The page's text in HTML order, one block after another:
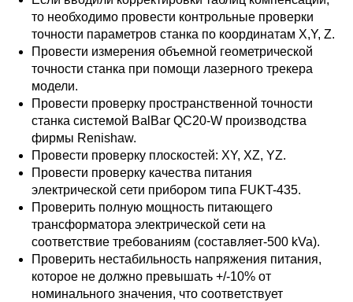
то необходимо провести контрольные проверки
точности параметров станка по координатам X,Y, Z.
Провести измерения объемной геометрической
точности станка при помощи лазерного трекера
модели.
Провести проверку пространственной точности
станка системой BalBar QC20-W производства
фирмы Renishaw.
Провести проверку плоскостей: XY, XZ, YZ.
Провести проверку качества питания
электрической сети прибором типа FUKT-435.
Проверить полную мощность питающего
трансформатора электрической сети на
соответствие требованиям (составляет-500 kVa).
Проверить нестабильность напряжения питания,
которое не должно превышать +/-10% от
номинального значения, что соответствует